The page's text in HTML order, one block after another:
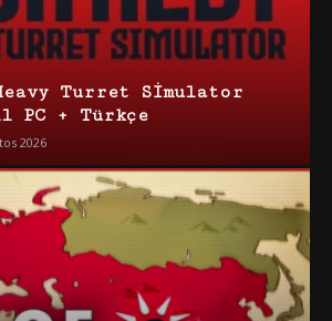
Heavy Turret Simulator
+ Türkçe
2026